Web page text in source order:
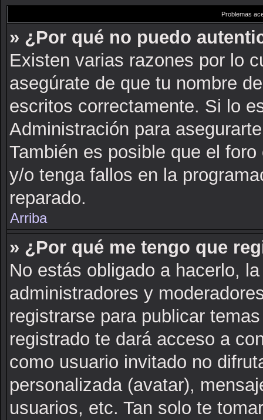
Problemas
» ¿Por qué no puedo
Existen varias razones por lo
asegúrate de que tu nombre
escritos correctamente. Si lo
Administración para
También es posible que el
y/o tenga fallos en la
reparado.
Arriba
» ¿Por qué me tengo que
No estás obligado a hacerlo,
administradores y
registrarse para publicar
registrado te dará acceso a
como usuario invitado no
personalizada (avatar),
usuarios, etc. Tan solo te